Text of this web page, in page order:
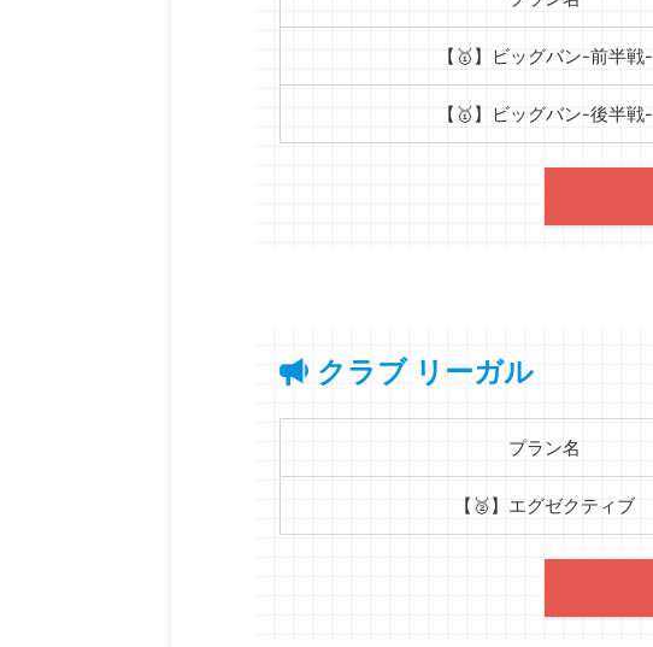
【🥇】ビッグバン-前半戦-
【🥇】ビッグバン-後半戦-
クラブ リーガル
プラン名
【🥈】エグゼクティブ